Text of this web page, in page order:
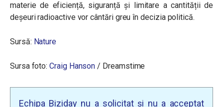
materie de eficiență, siguranță și limitare a cantității de
deșeuri radioactive vor cântări greu în decizia politică.
Sursă: Nature
Sursa foto:Craig Hanson / Dreamstime
Echipa Biziday nu a solicitat și nu a acceptat